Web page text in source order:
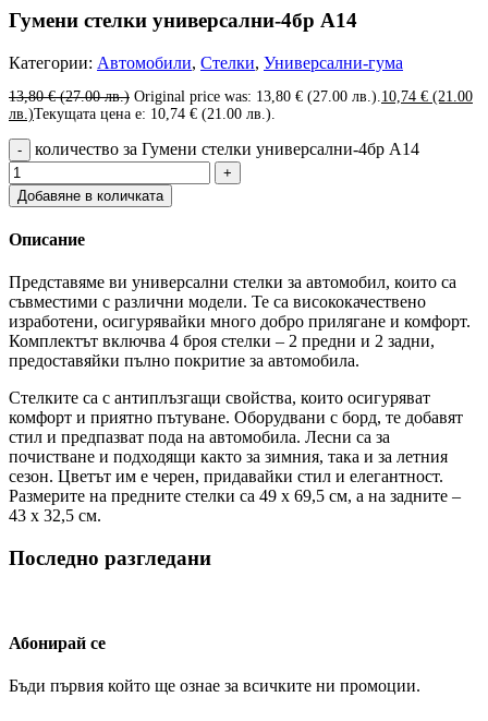
Гумени стелки универсални-4бр А14
Категории: Автомобили, Стелки, Универсални-гума
13,80€ (27.00 лв.) Original price was: 13,80 € (27.00 лв.). 10,74 € (21.00
лв.)Текущата цена е: 10,74 € (21.00 лв.).
количество за Гумени стелки универсални-4бр А14
Добавяне в количката
Описание
Представяме ви универсални стелки за автомобил, които са
съвместими с различни модели. Те са висококачествено
изработени, осигурявайки много добро прилягане и комфорт.
Комплектът включва 4 броя стелки – 2 предни и 2 задни,
предоставяйки пълно покритие за автомобила.
Стелките са с антиплъзгащи свойства, които осигуряват
комфорт и приятно пътуване. Оборудвани с борд, те добавят
стил и предпазват пода на автомобила. Лесни са за
почистване и подходящи както за зимния, така и за летния
сезон. Цветът им е черен, придавайки стил и елегантност.
Размерите на предните стелки са 49 х 69,5 см, а на задните –
43 х 32,5 см.
Последно разгледани
Абонирай се
Бъди първия който ще ознае за всичките ни промоции.